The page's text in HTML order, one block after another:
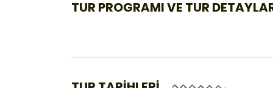
TUR PROGRAMI VE TUR